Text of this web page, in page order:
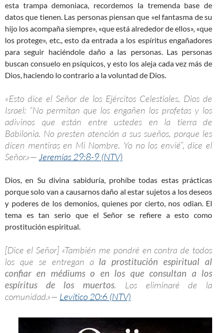
esta trampa demoniaca, recordemos la tremenda base de
datos que tienen. Las personas piensan que «el fantasma de su
hijo los acompaña siempre», «que está alrededor de ellos», «que
los protege», etc., esto da entrada a los espíritus engañadores
para seguir haciéndole daño a las personas. Las personas
buscan consuelo en psíquicos, y esto los aleja cada vez más de
Dios, haciendo lo contrario a la voluntad de Dios.
«Esto dice el Señor de los Ejércitos Celestiales, Dios de
Israel: “No permitan que los engañen los profetas y los
adivinos que están entre ustedes en la tierra de
Babilonia. No presten atención a sus sueños, porque les
dicen mentiras en Mi Nombre. Yo no los envié”, dice el
Señor.»— Jeremías 29:8-9 (NTV)
Dios, en Su divina sabiduría, prohíbe todas estas prácticas
porque solo van a causarnos daño al estar sujetos a los deseos
y poderes de los demonios, quienes por cierto, nos odian. El
tema es tan serio que el Señor se refiere a esto como
prostitución espiritual.
[Dice el Señor] «También me pondré en contra de todos
los que se entregan a la prostitución espiritual al
confiar en médiums o en los que consultan a los
espíritus de los muertos. Los eliminaré de la
comunidad.»— Levítico 20:6 (NTV)